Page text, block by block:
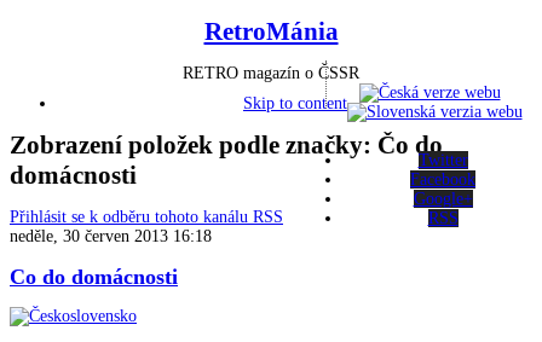
RetroMánia
RETRO magazín o ČSSR
Twitter
Facebook
Google+
RSS
Skip to content
Zobrazení položek podle značky: Čo do
domácnosti
Přihlásit se k odběru tohoto kanálu RSS
neděle, 30 červen 2013 16:18
Co do domácnosti